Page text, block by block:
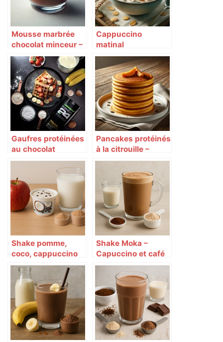
Mousse marbrée
chocolat minceur –
Herbalife
Cappuccino
matinal
Gaufres protéinées
au chocolat
Pancakes protéinés
à la citrouille –
Herbalife
Shake pomme,
coco, cappuccino
et pépites de
chocolat 🍏🥥☕🍫
Shake Moka –
Capuccino et café
doux ☕🍫🥛